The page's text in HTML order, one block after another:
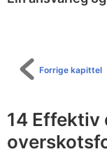
Forrige kapittel
14 Effektiv